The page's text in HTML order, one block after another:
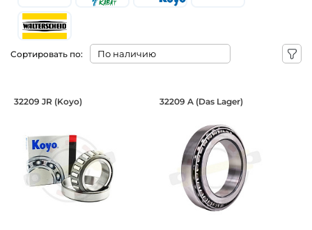
Сортировать по:
Подшипник 45х85х23/19 мм,
32209 JR (Koyo) Подшипник
32209 A (Das Lager)